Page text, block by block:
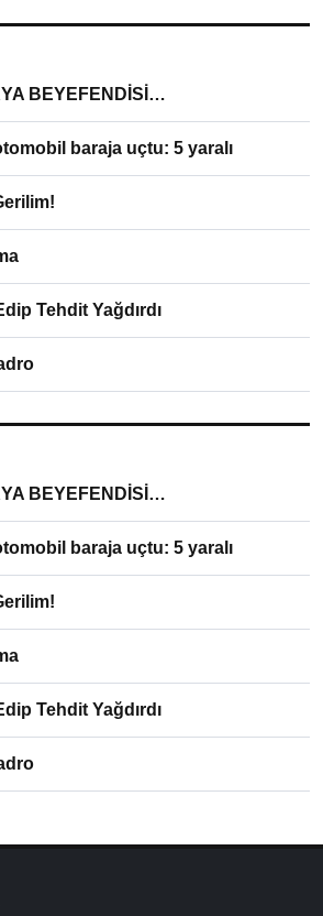
BEYEFENDİSİ…
baraja uçtu: 5 yaralı
Tehdit Yağdırdı
BEYEFENDİSİ…
baraja uçtu: 5 yaralı
Tehdit Yağdırdı